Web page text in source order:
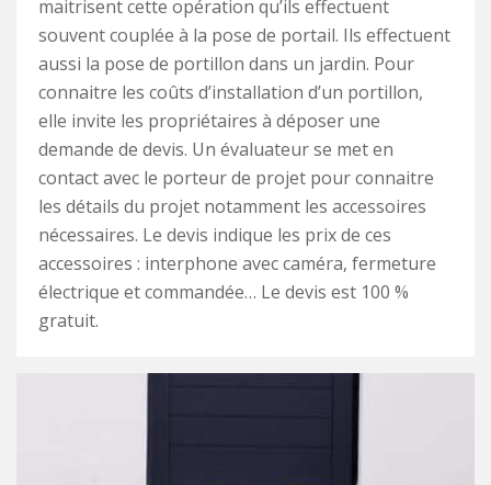
maitrisent cette opération qu’ils effectuent
souvent couplée à la pose de portail. Ils effectuent
aussi la pose de portillon dans un jardin. Pour
connaitre les coûts d’installation d’un portillon,
elle invite les propriétaires à déposer une
demande de devis. Un évaluateur se met en
contact avec le porteur de projet pour connaitre
les détails du projet notamment les accessoires
nécessaires. Le devis indique les prix de ces
accessoires : interphone avec caméra, fermeture
électrique et commandée… Le devis est 100 %
gratuit.